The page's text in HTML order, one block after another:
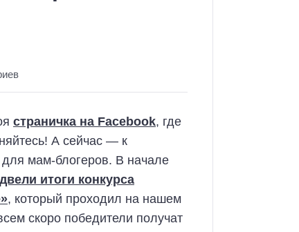
страничка на Facebook, где
А сейчас — к
мам-блогеров. В начале
итоги конкурса
, который проходил на нашем
скоро победители получат